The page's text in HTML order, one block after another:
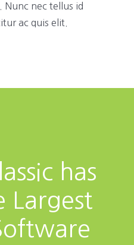
nec tellus id
ac quis elit.
has
Largest